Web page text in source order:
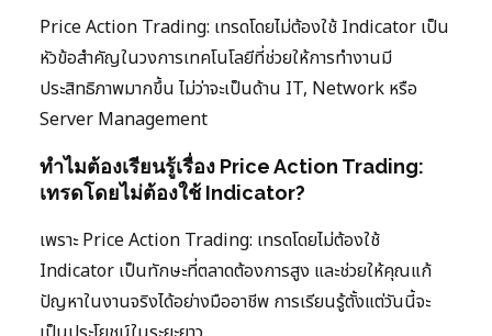
Price Action Trading: เทรดโดยไม่ต้องใช้ Indicator เป็น
หัวข้อสำคัญในวงการเทคโนโลยีที่ช่วยให้การทำงานมี
ประสิทธิภาพมากขึ้น ไม่ว่าจะเป็นด้าน IT, Network หรือ
Server Management
ทำไมต้องเรียนรู้เรื่อง Price Action Trading:
เทรดโดยไม่ต้องใช้ Indicator?
เพราะ Price Action Trading: เทรดโดยไม่ต้องใช้
Indicator เป็นทักษะที่ตลาดต้องการสูง และช่วยให้คุณแก้
ปัญหาในงานจริงได้อย่างมืออาชีพ การเรียนรู้ตั้งแต่วันนี้จะ